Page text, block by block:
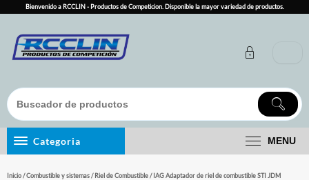
content
Bienvenido a RCCLIN - Productos de Competicion. Disponible la mayor variedad de productos.
Categoria MENU
Inicio/Combustible y sistemas/Riel de Combustible/ IAG Adaptador de riel de combustible STI JDM